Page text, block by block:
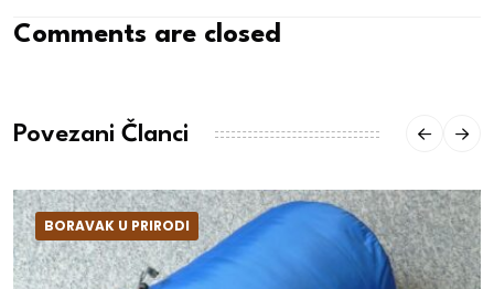
Comments are closed
Povezani Članci
BORAVAK U PRIRODI